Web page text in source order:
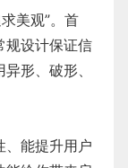
美观”。首
规设计保证信
形、破形、
、能提升用户